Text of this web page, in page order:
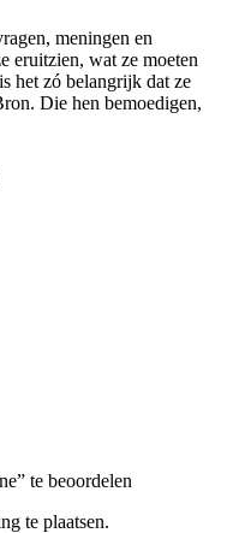
meningen en
eruitzien, wat ze moeten
het zó belangrijk dat ze
Die hen bemoedigen,
te beoordelen
te plaatsen.